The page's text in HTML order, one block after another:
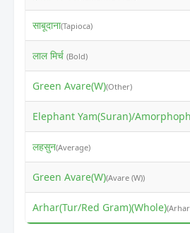
साबूदाना(Tapioca)
लाल मिर्च (Bold)
Green Avare(W)(Other)
Elephant Yam(Suran)/
लहसुन(Average)
Green Avare(W)(Avare (W))
Arhar(Tur/Red Gram)(Whole)